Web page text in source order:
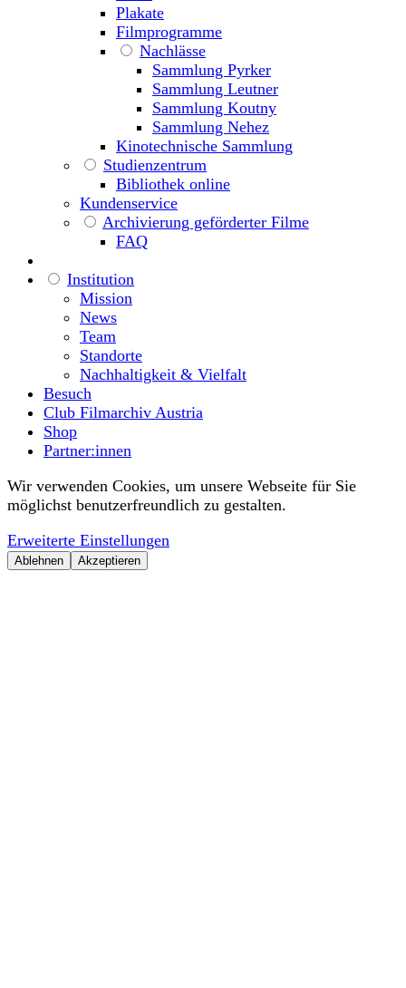
Plakate
Filmprogramme
Nachlässe
Sammlung Pyrker
Sammlung Leutner
Sammlung Koutny
Sammlung Nehez
Kinotechnische Sammlung
Studienzentrum
Bibliothek online
Kundenservice
Archivierung geförderter Filme
FAQ
Institution
Mission
News
Team
Standorte
Nachhaltigkeit & Vielfalt
Besuch
Club Filmarchiv Austria
Shop
Partner:innen
Wir verwenden Cookies, um unsere Webseite für Sie
möglichst benutzerfreundlich zu gestalten.
Erweiterte Einstellungen
Ablehnen Akzeptieren